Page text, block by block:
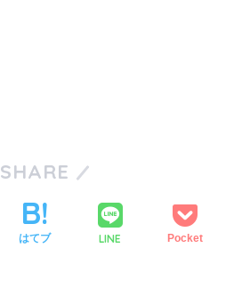
SHARE
はてブ LINE Pocket